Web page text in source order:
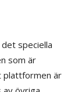
speciella
som är
plattformen är